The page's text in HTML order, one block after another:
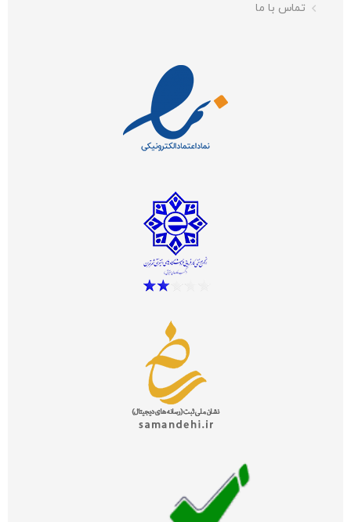
تماس با ما